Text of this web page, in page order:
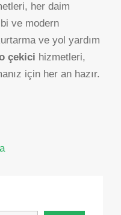
her daim
ve modern
ve yol yardım
çekici hizmetleri,
için her an hazır.